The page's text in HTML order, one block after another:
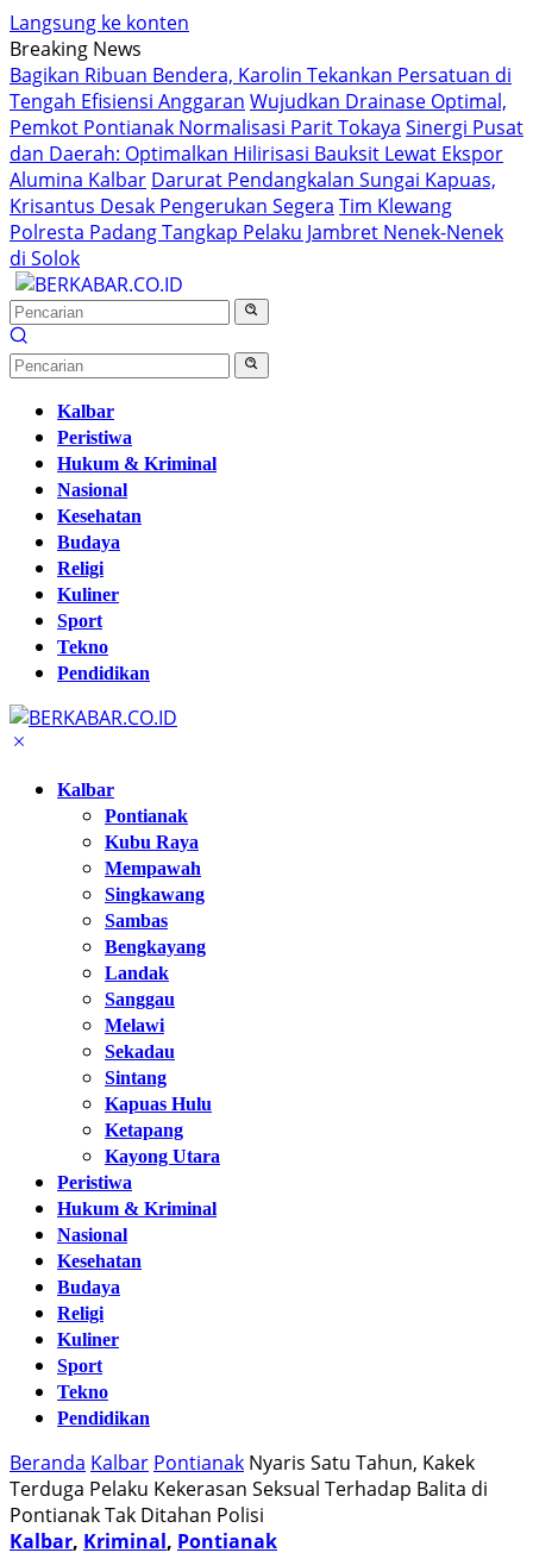
Langsung ke konten
Breaking News
Bagikan Ribuan Bendera, Karolin Tekankan Persatuan di
Tengah Efisiensi Anggaran Wujudkan Drainase Optimal,
Pemkot Pontianak Normalisasi Parit Tokaya Sinergi Pusat
dan Daerah: Optimalkan Hilirisasi Bauksit Lewat Ekspor
Alumina Kalbar Darurat Pendangkalan Sungai Kapuas,
Krisantus Desak Pengerukan Segera Tim Klewang
Polresta Padang Tangkap Pelaku Jambret Nenek-Nenek
di Solok
Kalbar
Peristiwa
Hukum & Kriminal
Nasional
Kesehatan
Budaya
Religi
Kuliner
Sport
Tekno
Pendidikan
Kalbar
Pontianak
Kubu Raya
Mempawah
Singkawang
Sambas
Bengkayang
Landak
Sanggau
Melawi
Sekadau
Sintang
Kapuas Hulu
Ketapang
Kayong Utara
Peristiwa
Hukum & Kriminal
Nasional
Kesehatan
Budaya
Religi
Kuliner
Sport
Tekno
Pendidikan
Beranda Kalbar Pontianak Nyaris Satu Tahun, Kakek
Terduga Pelaku Kekerasan Seksual Terhadap Balita di
Pontianak Tak Ditahan Polisi
Kalbar, Kriminal, Pontianak